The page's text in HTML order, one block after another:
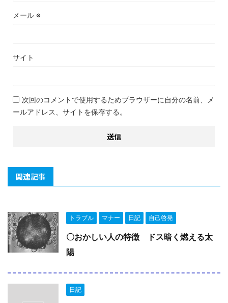
メール ※
サイト
次回のコメントで使用するためブラウザーに自分の名前、メ
ールアドレス、サイトを保存する。
関連記事
トラブル マナー 日記 自己啓発
〇おかしい人の特徴 ドス暗く燃える太
陽
日記